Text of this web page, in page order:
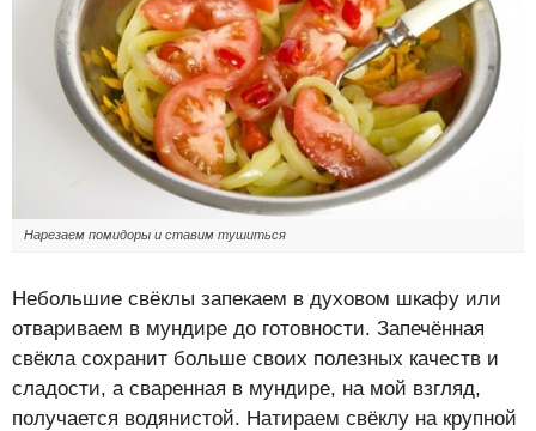
Нарезаем помидоры и ставим тушиться
Небольшие свёклы запекаем в духовом шкафу или
отвариваем в мундире до готовности. Запечённая
свёкла сохранит больше своих полезных качеств и
сладости, а сваренная в мундире, на мой взгляд,
получается водянистой. Натираем свёклу на крупной